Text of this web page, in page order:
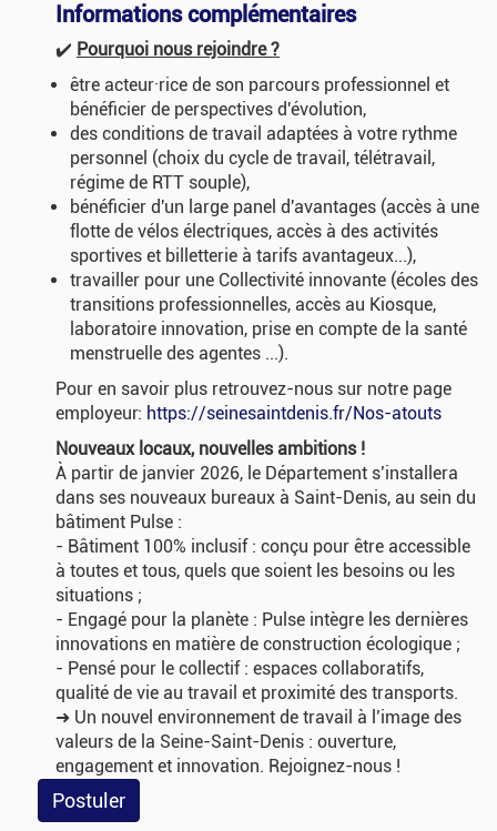
Informations complémentaires
✔️ Pourquoi nous rejoindre ?
être acteur·rice de son parcours professionnel et
bénéficier de perspectives d'évolution,
des conditions de travail adaptées à votre rythme
personnel (choix du cycle de travail, télétravail,
régime de RTT souple),
bénéficier d'un large panel d'avantages (accès à une
flotte de vélos électriques, accès à des activités
sportives et billetterie à tarifs avantageux...),
travailler pour une Collectivité innovante (écoles des
transitions professionnelles, accès au Kiosque,
laboratoire innovation, prise en compte de la santé
menstruelle des agentes ...).
Pour en savoir plus retrouvez-nous sur notre page
employeur: https://seinesaintdenis.fr/Nos-atouts
Nouveaux locaux, nouvelles ambitions !
À partir de janvier 2026, le Département s’installera
dans ses nouveaux bureaux à Saint-Denis, au sein du
bâtiment Pulse :
- Bâtiment 100% inclusif : conçu pour être accessible
à toutes et tous, quels que soient les besoins ou les
situations ;
- Engagé pour la planète : Pulse intègre les dernières
innovations en matière de construction écologique ;
- Pensé pour le collectif : espaces collaboratifs,
qualité de vie au travail et proximité des transports.
➜ Un nouvel environnement de travail à l’image des
valeurs de la Seine-Saint-Denis : ouverture,
engagement et innovation. Rejoignez-nous !
Postuler